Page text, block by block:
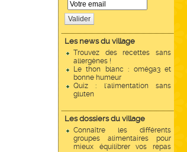
Valider
Les news du village
Trouvez des recettes sans
allergènes !
Le thon blanc : oméga3 et
bonne humeur
Quiz : l'alimentation sans
gluten
Les dossiers du village
Connaître les différents
groupes alimentaires pour
mieux équilibrer vos repas